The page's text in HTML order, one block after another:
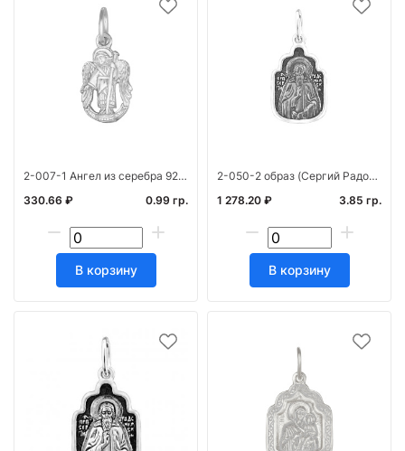
2-007-1 Ангел из серебра 925* лит
330.66 ₽
0.99 гр.
В корзину
2-050-2 образ (Сергий Радонежский) из серебра 925* лит черненый
1 278.20 ₽
3.85 гр.
В корзину